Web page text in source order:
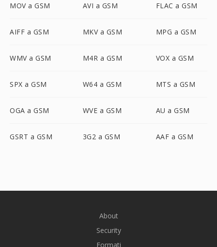
MOV a GSM AVI a GSM FLAC a GSM
AIFF a GSM MKV a GSM MPG a GSM
WMV a GSM M4R a GSM VOX a GSM
SPX a GSM W64 a GSM MTS a GSM
OGA a GSM WVE a GSM AU a GSM
GSRT a GSM 3G2 a GSM AAF a GSM
About
Security
Formati